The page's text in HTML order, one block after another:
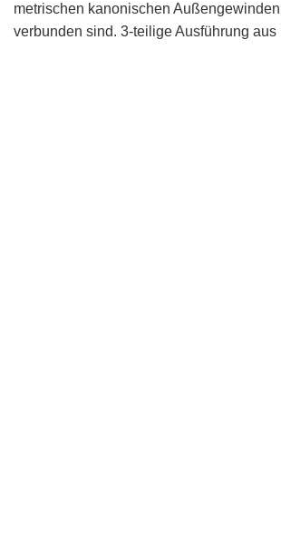
metrischen kanonischen
verbunden sind. 3-teilige Ausführung